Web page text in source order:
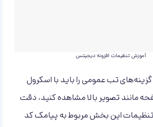
آموزش تنظیمات افزونه دیجیتس
تب عمومی را باید با اسکرول
مانند تصویر بالا مشاهده کنید، دقت
این بخش مربوط به پیامک کد